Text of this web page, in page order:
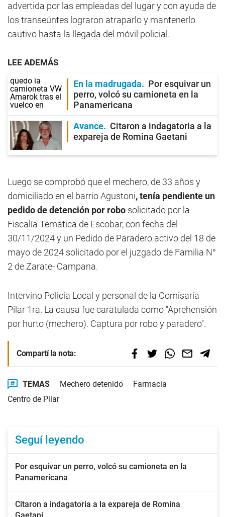
advertida por las empleadas del lugar y con ayuda de
los transeúntes lograron atraparlo y mantenerlo
cautivo hasta la llegada del móvil policial.
LEE ADEMÁS
En la madrugada
Por esquivar un
perro, volcó su camioneta en la
Panamericana
Avance
Citaron a indagatoria a la
expareja de Romina Gaetani
Luego se comprobó que el mechero, de 33 años y
domiciliado en el barrio Agustoni, tenía pendiente un
pedido de detención por robo solicitado por la
Fiscalía Temática de Escobar, con fecha del
30/11/2024 y un Pedido de Paradero activo del 18 de
mayo de 2024 solicitado por el juzgado de Familia N°
2 de Zarate- Campana.
Intervino Policía Local y personal de la Comisaría
Pilar 1ra. La causa fue caratulada como "Aprehensión
por hurto (mechero). Captura por robo y paradero".
Compartí la nota:
TEMAS Mechero detenido
Farmacia
Centro de Pilar
Seguí leyendo
Por esquivar un perro, volcó su camioneta en la
Panamericana
Citaron a indagatoria a la expareja de Romina